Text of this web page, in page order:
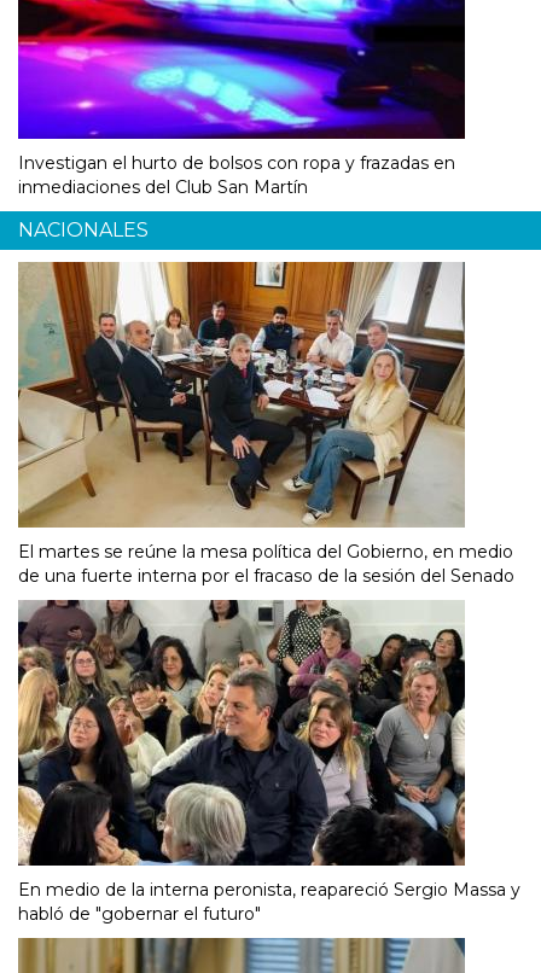
Investigan el hurto de bolsos con ropa y frazadas en
inmediaciones del Club San Martín
NACIONALES
El martes se reúne la mesa política del Gobierno, en medio
de una fuerte interna por el fracaso de la sesión del Senado
En medio de la interna peronista, reapareció Sergio Massa y
habló de "gobernar el futuro"